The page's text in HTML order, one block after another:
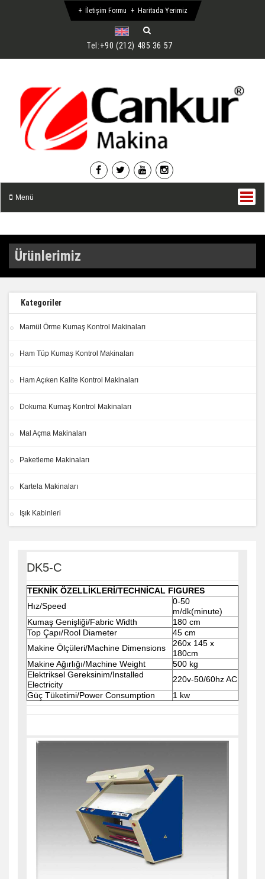
Tel:+90 (212) 485 36 57
İletişim Formu Haritada Yerimiz
Menü
Ürünlerimiz
Kategoriler
Mamül Örme Kumaş Kontrol Makinaları
Ham Tüp Kumaş Kontrol Makinaları
Ham Açıken Kalite Kontrol Makinaları
Dokuma Kumaş Kontrol Makinaları
Mal Açma Makinaları
Paketleme Makinaları
Kartela Makinaları
Işık Kabinleri
DK5-C
TEKNİK ÖZELLİKLERİ/TECHNİCAL FIGURES
Hız/Speed
0-50
m/dk(minute)
Kumaş Genişliği/Fabric Width
180 cm
Top Çapı/Rool Diameter
45 cm
Makine Ölçüleri/Machine Dimensions
260x 145 x
180cm
Makine Ağırlığı/Machine Weight
500 kg
Elektriksel Gereksinim/Installed
Electricity
220v-50/60hz AC
Güç Tüketimi/Power Consumption
1 kw